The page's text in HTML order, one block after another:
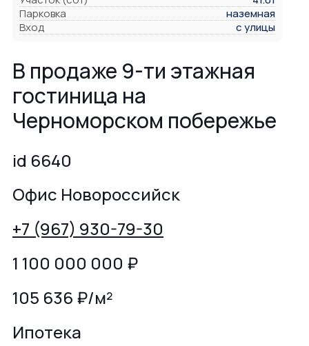
Парковка
наземная
Вход
с улицы
В продаже 9-ти этажная
гoстиницa на
Черноморском побережье
id 6640
Офис Новороссийск
+7 (967) 930-79-30
1 100 000 000 ₽
105 636 ₽/м²
Ипотека